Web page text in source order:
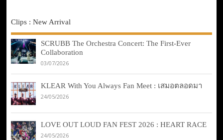
Clips : New Arrival
SCRUBB The Orchestra Concert: The First-Ever
Collaboration
03/07/2026
KLEAR With You Always Fan Meet : เสมอตลอดมา
24/05/2026
LOVE OUT LOUD FAN FEST 2026 : HEART RACE
24/05/2026